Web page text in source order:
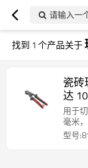
请输入一
找到 1 个产品关于
瓷砖
达
用于
毫米，
型号